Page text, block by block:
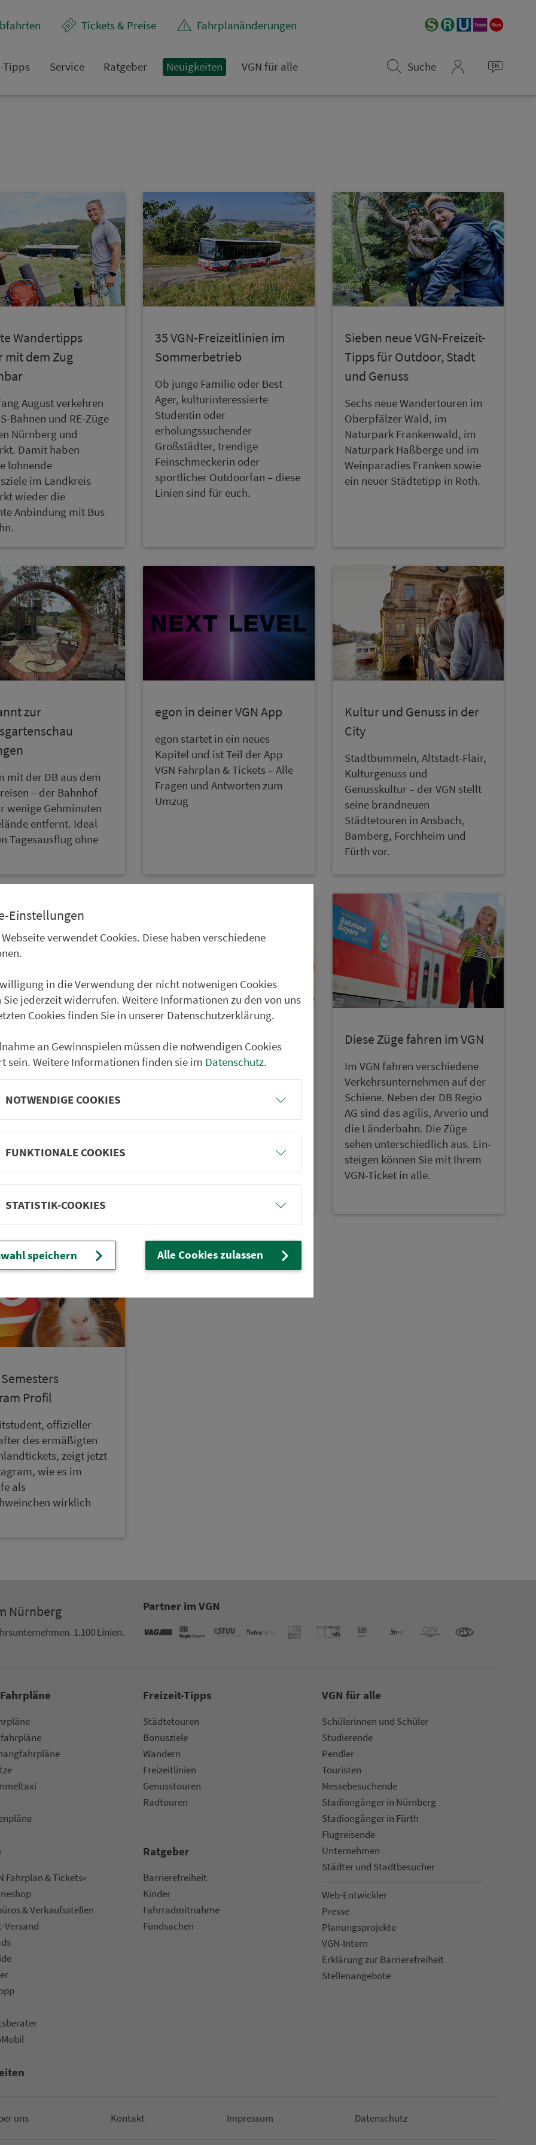
Tickets & Preise Fahr­plan­ände­rungen
Tipps Service Rat­ge­ber Neuigkeiten VGN für alle
Suche
Wandertipps
mit dem Zug
Au­gust ver­keh­ren
Bahnen und RE-Züge
Nürn­berg und
Damit haben
lohnende
im Land­kreis
wieder die
An­bin­dung mit Bus
35 VGN-Frei­zeit­li­ni­en im
Sommerbetrieb
Ob junge Familie oder Best
Ager, kulturinteressierte
Studentin oder
erholungssuchender
Großstädter, trendige
Feinschmeckerin oder
sportlicher Outdoorfan – diese
Linien sind für euch.
Sieben neue VGN-­Frei­zeit-
Tipps für Outdoor, Stadt
und Genuss
Sechs neue Wandertouren im
Oberpfälzer Wald, im
Naturpark Frankenwald, im
Naturpark Haßberge und im
Weinparadies Franken sowie
ein neuer Städtetipp in Roth.
zur
mit der DB aus dem
– der Bahn­hof
wenige Gehmi­nu­ten
entfernt. Ideal
Tagesausflug ohne
egon in deiner VGN App
egon startet in ein neues
Kapitel und ist Teil der App
VGN Fahrplan & Tickets – Alle
Fragen und Antworten zum
Umzug
Kultur und Genuss in der
City
Stadtbummeln, Alt­stadt-Flair,
Kulturgenuss und
Genusskultur – der VGN stellt
seine brandneuen
Städtetouren in Ans­bach,
Bam­berg, Forch­heim und
Fürth vor.
– mein
Begleiter auf dem
Weg zu deinem Ver­
bzw. Schüler- und
Mitnahmeverbot für
eScooter
Brandschutz und schließt E-
Tretroller in Bussen, Trams
und U-Bahnen von der Be­för­
Diese Züge fahren im VGN
Im VGN fahren ver­schie­dene
Ver­kehrs­un­ter­neh­men auf der
Schiene. Neben der DB Regio
AG sind das agilis, Arverio und
die Länderbahn. Die Züge
sehen un­ter­schied­lich aus. Ein­
stei­gen können Sie mit Ihrem
VGN-Ticket in alle.
Profil
offizieller
des ermäßigten
zeigt jetzt
wie es im
als
wirklich
Nürn­berg
1.100 Linien.
Partner im VGN
Frei­zeit-Tipps
Städtetouren
Bonusziele
Wandern
Frei­zeit­li­ni­en
Genusstouren
Radtouren
Fahrplan & Tickets«
& Ver­kaufs­stel­len
Versand
Rat­ge­ber
Bar­ri­e­re­frei­heit
Kinder
Fahr­rad­mit­nah­me
Fund­sachen
VGN für alle
Schülerinnen und Schüler
Stu­die­rende
Pendler
Touristen
Mes­se­be­suchende
Sta­di­on­gän­ger in Nürn­berg
Sta­di­on­gän­ger in Fürth
Flug­rei­sen­de
Un­ter­neh­men
Städter und Stadt­be­su­cher
Web-Entwickler
Presse
Pla­nungs­pro­jekte
VGN-Intern
Erklärung zur Bar­ri­e­re­frei­heit
Stellenan­ge­bote
uns Kon­takt Impressum Da­ten­schutz
Einstellungen
Webseite verwendet Cookies. Diese haben verschiedene
in die Verwendung der nicht notwenigen Cookies
Sie jederzeit widerrufen. Weitere Informationen zu den von uns
Cookies finden Sie in unserer Datenschutzerklärung.
an Gewinnspielen müssen die notwendigen Cookies
sein. Weitere Informationen finden sie im Datenschutz.
NOTWENDIGE COOKIES
FUNKTIONALE COOKIES
STATISTIK-COOKIES
speichern Alle Cookies zulassen